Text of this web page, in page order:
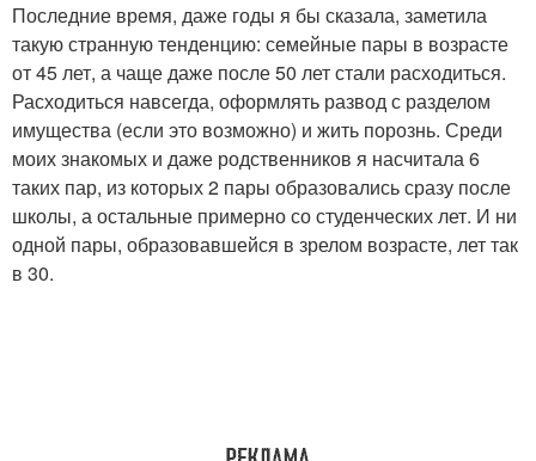
Последние время, даже годы я бы сказала, заметила
такую странную тенденцию: семейные пары в возрасте
от 45 лет, а чаще даже после 50 лет стали расходиться.
Расходиться навсегда, оформлять развод с разделом
имущества (если это возможно) и жить порознь. Среди
моих знакомых и даже родственников я насчитала 6
таких пар, из которых 2 пары образовались сразу после
школы, а остальные примерно со студенческих лет. И ни
одной пары, образовавшейся в зрелом возрасте, лет так
в 30.